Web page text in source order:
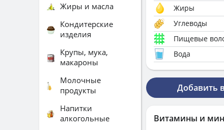
Жиры
Углеводы
Пищевые
Вода
Добавить
Витамины и
Жиры и масла
Кондитерские
изделия
Крупы, мука,
макароны
Молочные
продукты
Напитки
алкогольные